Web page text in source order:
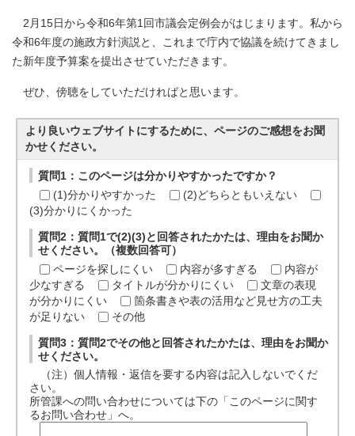
2月15日から令和6年第1回市議会定例会がはじまります。私から
令和6年度の施政方針演説と、これまで庁内で協議を続けてきまし
た新年度予算案を提出させていただきます。
ぜひ、傍聴をしていただければと思います。
より良いウェブサイトにするために、ページのご感想をお聞
かせください。
質問1：このページは分かりやすかったですか？
(1)分かりやすかった
(2)どちらともいえない
(3)分かりにくかった
質問2：質問1で(2)(3)と回答されたかたは、理由をお聞か
せください。（複数回答可）
ページを探しにくい
内容が多すぎる
内容が
少なすぎる
タイトルが分かりにくい
文章の表現
が分かりにくい
箇条書きや表の活用など見せ方の工夫
が足りない
その他
質問3：質問2でその他と回答されたかたは、理由をお聞か
せください。
（注）個人情報・返信を要する内容は記入しないでくだ
さい。
所管課への問い合わせについては下の「このページに関す
るお問い合わせ」へ。